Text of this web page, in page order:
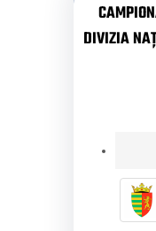
DIVIZIA